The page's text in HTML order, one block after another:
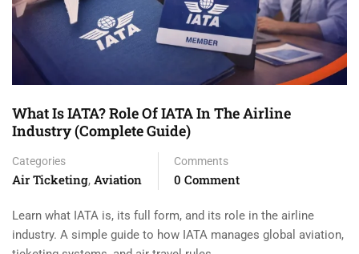
What Is IATA? Role Of IATA In The Airline
Industry (Complete Guide)
Categories
Air Ticketing, Aviation
Comments
0 Comment
Learn what IATA is, its full form, and its role in the airline
industry. A simple guide to how IATA manages global aviation,